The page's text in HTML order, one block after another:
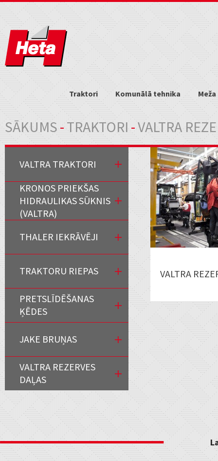
Traktori Komunālā tehnika
Jūs atrodaties šeit
SĀKUMS-TRAKTORI -VALTRA
VALTRA
VALTRA TRAKTORI
KRONOS PRIEKŠAS
HIDRAULIKAS SŪKNIS
(VALTRA)
THALER IEKRĀVĒJI
TRAKTORU RIEPAS
PRETSLĪDĒŠANAS
ĶĒDES
JAKE BRUŅAS
VALTRA REZERVES
DAĻAS